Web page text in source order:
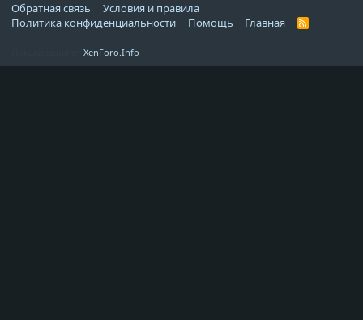
Обратная связь
Условия и правила
Политика конфиденциальности
Помощь Главная
R
XenForo.Info